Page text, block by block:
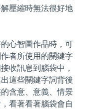
壓縮時無法很好地
者所使用的關鍵字
收訊息到腦袋中，
這些關鍵字詞背後
含意、意義、情景
看著看著腦袋會自